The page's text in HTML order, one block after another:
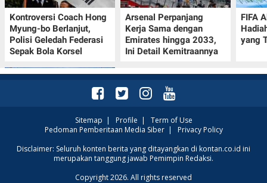
Kontroversi Coach Hong
Myung-bo Berlanjut,
Polisi Geledah Federasi
Sepak Bola Korsel
Arsenal Perpanjang
Kerja Sama dengan
Emirates hingga 2033,
Ini Detail Kemitraannya
FIFA
yang
Prakiraan Cuaca Kota
Surabaya Hari Ini 7
Sitemap | Profile | Term of Use
Pedoman Pemberitaan Media Siber| Privacy Policy
Disclaimer: Seluruh konten berita yang ditayangkan di kontan.co.id ini
merupakan tanggung jawab Pemimpin Redaksi.
Copyright 2026. All rights reserved